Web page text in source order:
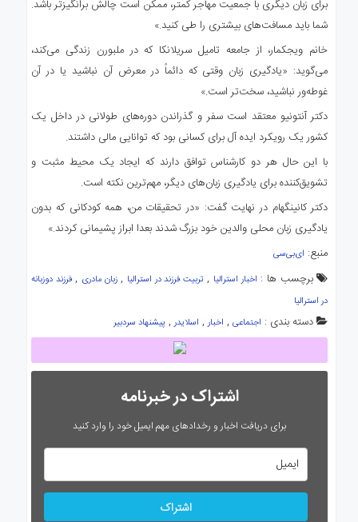
برای زبان دیگری با جمعیت مهاجر کمتر، ممکن است چالش برانگیزتر باشد.
شما باید مسافت‌های بیشتری را طی کنید.»
خانم ویجکمار، از جامعه تامیل سریلانکا که در ملبورن زندگی می‌کند،
می‌گوید: «یادگیری زبان وقتی که دائماً در معرض آن نباشید یا در آن
غوطه‌ور نباشید، سخت‌تر است.»
دکتر آنتونیو معتقد است سفر و گذراندن دوره‌های طولانی در داخل یک
کشور یک رویکرد ایده آل برای کسانی بود که توانایی مالی داشتند.
با این حال هر دو کارشناس توافق دارند که ایجاد یک محیط مثبت و
تشویق‌کننده برای یادگیری زبان‌های دیگر، مهم‌ترین نکته است.
دکتر کانینگهام در نهایت گفت: «در تحقیقات من، همه کودکانی که بدون
یادگیری زبان محلی والدین خود بزرگ شدند بعدا ابراز پشیمانی کردند.»
منبع: ای‌بی‌سی
برچسب ها : اخبار استرالیا , تربیت فرزند در استرالیا ,زبان مادری ,فرزند دوزبانه
در استرالیا
دسته بندی : اجتماعی, اخبار, اسلایدر, پیشنهاد سردبیر
اشتراک در خبرنامه
برای دریافت اخبار و رخدادهای مهم ایمیل خود را وارد کنید
اشتراک